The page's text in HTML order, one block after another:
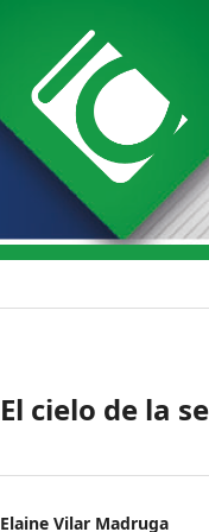
El cielo de la
Elaine Vilar Madruga